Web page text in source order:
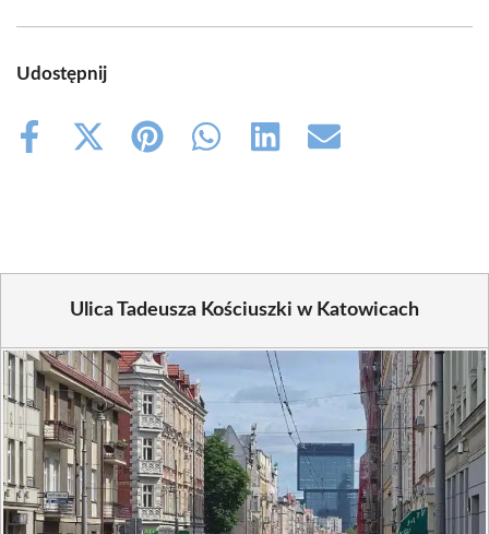
Udostępnij
Share
Share
Share
Share
Share
Share
Ulica Tadeusza Kościuszki w Katowicach